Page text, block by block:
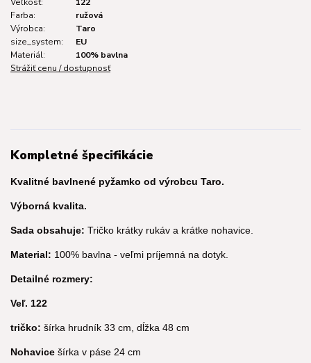
Farba:
ružová
Výrobca:
Taro
size_system:
EU
Materiál:
100% bavlna
Strážiť cenu / dostupnosť
Kompletné špecifikácie
Kvalitné bavlnené pyžamko od výrobcu Taro.
Výborná kvalita.
Sada obsahuje: Tričko krátky rukáv a krátke nohavice.
Material: 100% bavlna - veľmi príjemná na dotyk.
Detailné rozmery:
Veľ. 122
tričko: šírka hrudník 33 cm, dĺžka 48 cm
Nohavice šírka v páse 24 cm